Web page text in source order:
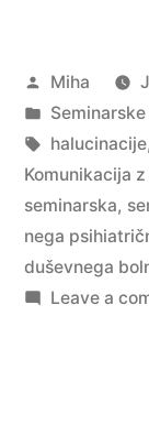
Posted
by
Miha
Posted
in
Tags:
halucinacije,
Komunikacija
seminarska,
nega
duševnega
Leave a